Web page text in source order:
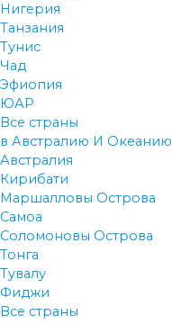
Нигерия
Танзания
Тунис
Чад
Эфиопия
ЮАР
Все страны
в Австралию И Океанию
Австралия
Кирибати
Маршалловы Острова
Самоа
Соломоновы Острова
Тонга
Тувалу
Фиджи
Все страны